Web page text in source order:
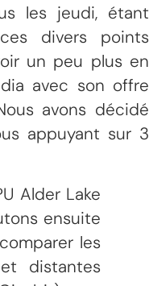
les jeudi, étant
divers points
un peu plus en
avec son offre
avons décidé
appuyant sur 3
Alder Lake
ensuite
les
distantes